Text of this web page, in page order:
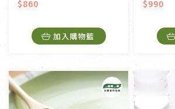
$860
加入購物籃
$990